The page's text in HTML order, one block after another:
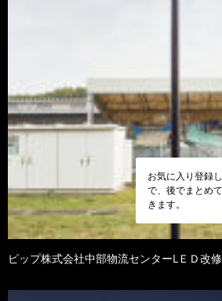
お気に入り登録
で、後でまとめ
きます。
ピップ株式会社中部物流センターLＥＤ改